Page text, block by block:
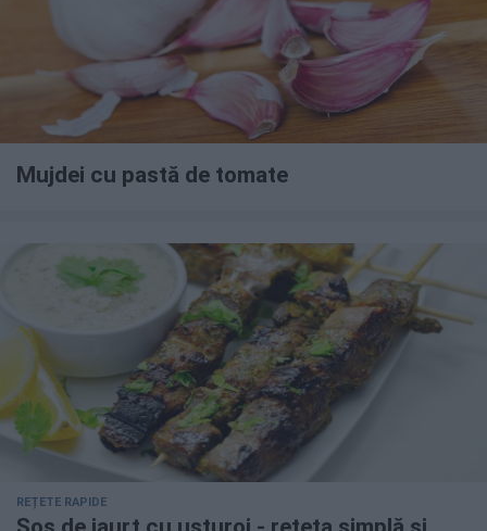
Mujdei cu pastă de tomate
REȚETE RAPIDE